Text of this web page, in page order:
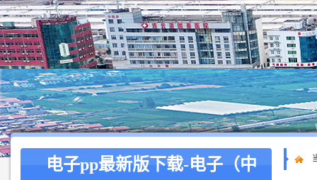
电子pp最新版下载-电子（中